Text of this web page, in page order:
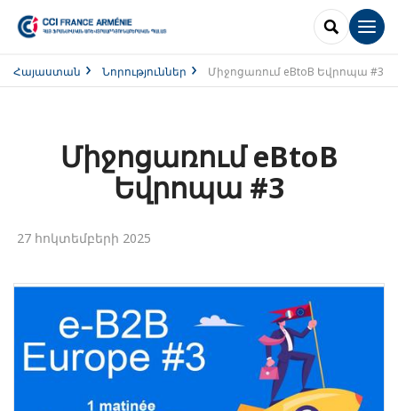
SEARCH
Հայաստան Նորություններ Միջոցառում eBtoB Եվրոպա #3
Միջոցառում eBtoB
Եվրոպա #3
27 հոկտեմբերի 2025